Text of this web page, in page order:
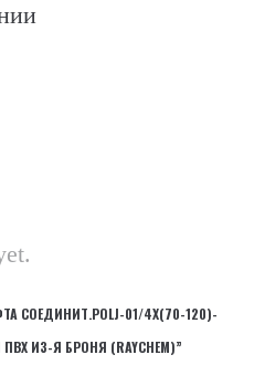
СОЕДИНИТ.POLJ-01/4X(70-120)-
ИЗ-Я БРОНЯ (RAYCHEM)”